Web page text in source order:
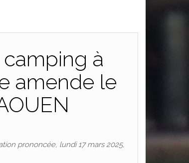
à
amende le
prononcée, lundi 17 mars 2025,